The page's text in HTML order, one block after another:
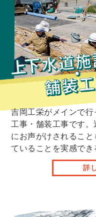
吉岡工栄がメインで
工事・舗装工事です
にお声がけされるこ
ていることを実感でき
詳